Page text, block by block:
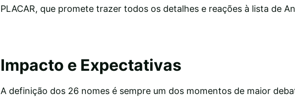
PLACAR, que promete trazer todos os detalhes e reações à lista de
Impacto e Expectativas
A definição dos 26 nomes é sempre um dos momentos de maior